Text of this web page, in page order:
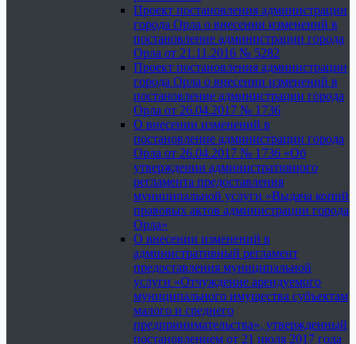
Проект постановления администрации
города Орла о внесении изменений в
постановление администрации города
Орла от 21.11.2016 № 5282
Проект постановления администрации
города Орла о внесении изменений в
постановление администрации города
Орла от 26.04.2017 № 1736
О внесении изменений в
постановление администрации города
Орла от 26.04.2017 № 1736 «Об
утверждении административного
регламента предоставления
муниципальной услуги «Выдача копий
правовых актов администрации города
Орла»
О внесении изменений в
административный регламент
предоставления муниципальной
услуги «Отчуждение арендуемого
муниципального имущества субъектам
малого и среднего
предпринимательства», утвержденный
постановлением от 21 июля 2017 года